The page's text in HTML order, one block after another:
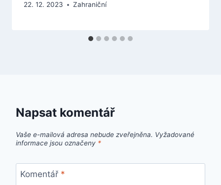
22. 12. 2023 Zahraniční
Napsat komentář
Vaše e-mailová adresa nebude zveřejněna. Vyžadované
informace jsou označeny *
Komentář *